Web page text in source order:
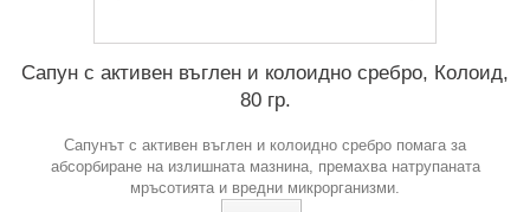
Сапун с активен въглен и колоидно сребро, Колоид,
80 гр.
Сапунът с активен въглен и колоидно сребро помага за
абсорбиране на излишната мазнина, премахва натрупаната
мръсотията и вредни микрорганизми.